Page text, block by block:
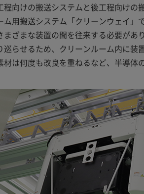
向けの搬送システムと後工程向け
ム用搬送システム「クリーンウェイ
ざまな装置の間を往来する必要が
らせるため、クリーンルーム内に
は何度も改良を重ねるなど、半導体